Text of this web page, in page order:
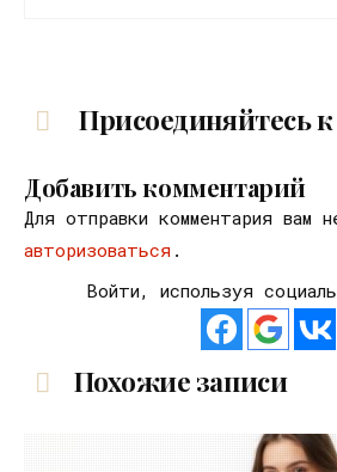
Присоединяйтесь
Добавить комментарий
Для отправки комментария вам
авторизоваться .
Войти, используя
Похожие записи